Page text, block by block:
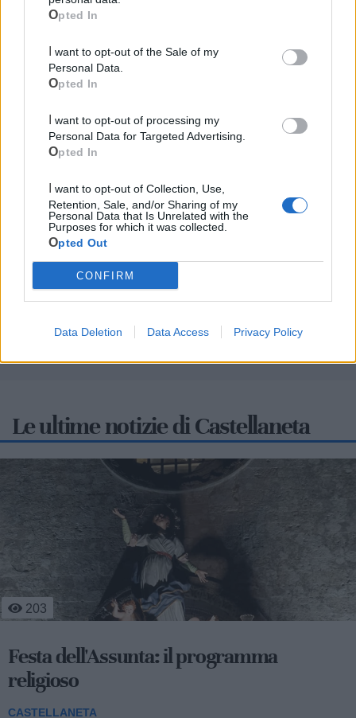
Opted In
Personal Data.
Opted In
Personal Data for Targeted Advertising.
Opted In
Retention, Sale, and/or Sharing of my
Personal Data that Is Unrelated with the
Purposes for which it was collected.
Opted Out
CONFIRM
Data Deletion Data Access Privacy Policy
Cia Agricoltori Italiani | Puglia - Area Due
Mari
Scopri tutte le notizie, gli eventi e la Web TV di Cia Puglia - Area
Due Mari
Le ultime notizie di Castellaneta
336
Centro storico in festa per san Domenico
tra celebrazioni religiose, sport e musica
popolare